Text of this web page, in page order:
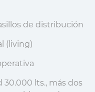
de distribución
(living)
30.000 lts., más dos